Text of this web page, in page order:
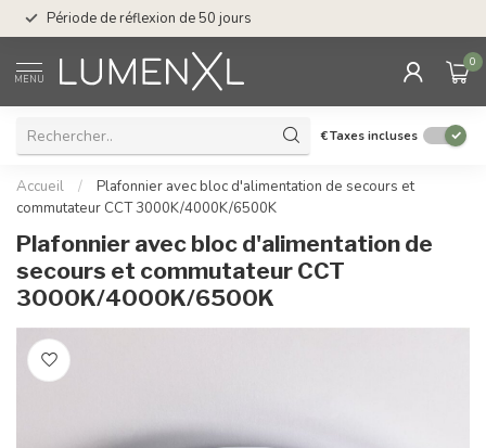
Période de réflexion de 50 jours
MENU
0
€Taxes incluses
Accueil /
Plafonnier avec bloc d'alimentation de secours et
commutateur CCT 3000K/4000K/6500K
Plafonnier avec bloc d'alimentation de
secours et commutateur CCT
3000K/4000K/6500K